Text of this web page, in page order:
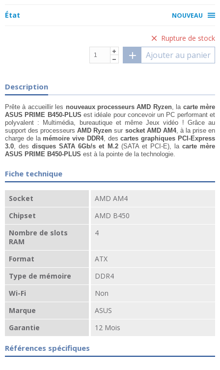
État NOUVEAU
Rupture de stock
Ajouter au panier
Description
Prête à accueillir les nouveaux processeurs AMD Ryzen, la carte mère
ASUS PRIME B450-PLUS est idéale pour concevoir un PC performant et
polyvalent : Multimédia, bureautique et même Jeux vidéo ! Grâce au
support des processeursAMD Ryzensur socket AMD AM4, à la prise en
charge de la mémoire vive DDR4, descartes graphiques PCI-Express
3.0, desdisques SATA 6Gb/s et M.2(SATA et PCI-E), la carte mère
ASUS PRIME B450-PLUS est à la pointe de la technologie.
Fiche technique
Socket
AMD AM4
Chipset
AMD B450
Nombre de slots
RAM
4
Format
ATX
Type de mémoire
DDR4
Wi-Fi
Non
Marque
ASUS
Garantie
12 Mois
Références spécifiques